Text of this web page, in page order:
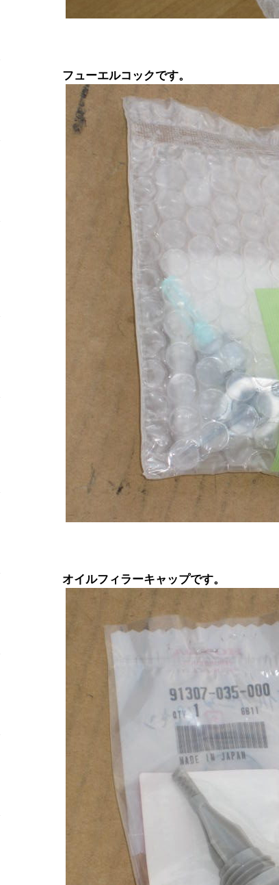
フューエルコックです。
オイルフィラーキャップです。